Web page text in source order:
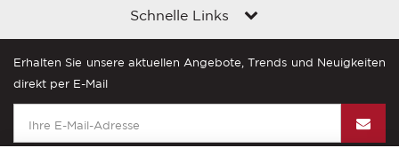
Schnelle Links
Erhalten Sie unsere aktuellen Angebote, Trends und Neuigkeiten
direkt per E-Mail